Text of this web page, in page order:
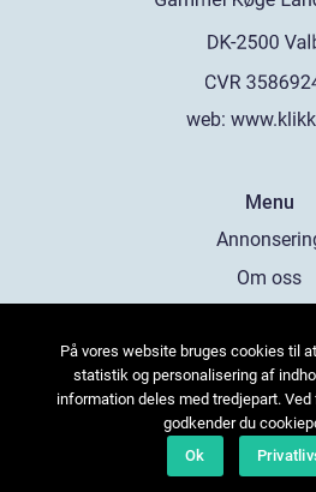
web:
Menu
Om oss
Kontakta
Sitemap
På vores website bruges cookies til
statistik og personalisering af
information deles med tredjepart.
godkender du
Ok